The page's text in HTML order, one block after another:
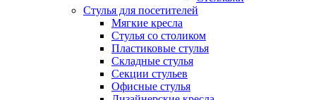
Стулья для посетителей
Мягкие кресла
Стулья со столиком
Пластиковые стулья
Складные стулья
Секции стульев
Офисные стулья